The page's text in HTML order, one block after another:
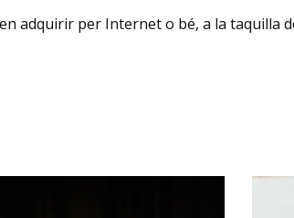
adquirir per Internet o bé, a la taquilla